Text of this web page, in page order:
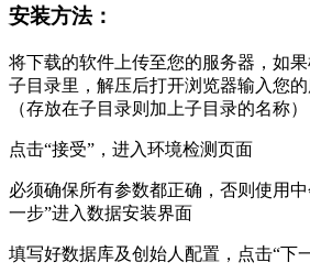
安装方法：
将下载的软件上传至您的服务器，如
子目录里，解压后打开浏览器输入您
（存放在子目录则加上子目录的名称
点击“接受”，进入环境检测页面
必须确保所有参数都正确，否则使用
一步”进入数据安装界面
填写好数据库及创始人配置，点击“下